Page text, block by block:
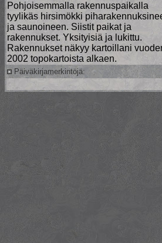
Pohjoisemmalla rakennuspaikalla
tyylikäs hirsimökki
ja saunoineen. Siistit paikat ja
rakennukset. Yksityisiä ja lukittu.
Rakennukset näkyy kartoillani
2002 topokartoista alkaen.
Päiväkirjamerkintöjä: